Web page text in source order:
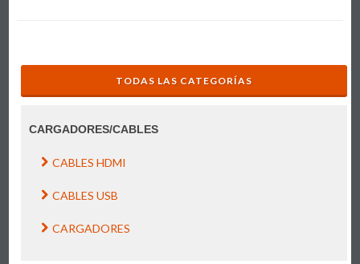
TODAS LAS CATEGORÍAS
CARGADORES/CABLES
CABLES HDMI
CABLES USB
CARGADORES